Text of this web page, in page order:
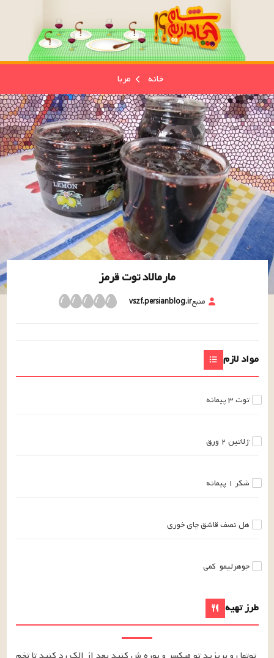
خانه مربا
مارمالاد توت قرمز
منبعvszf.persianblog.ir
مواد لازم
توت۳پیمانه
ژلاتین ۲ ورق
شکر ۱ پیمانه
هلنصفقاشق چای خوری
جوهرلیمو کمی
طرز تهیه